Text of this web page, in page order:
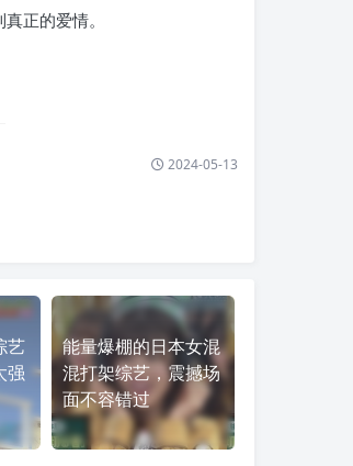
正的爱情。
2024-05-13
艺
强
能量爆棚的日本女混
混打架综艺，震撼场
面不容错过